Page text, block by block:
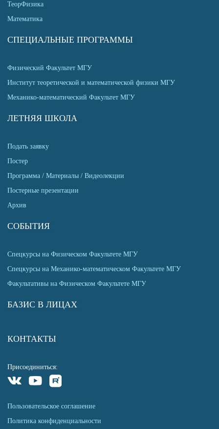
ТеорФизика
Математика
СПЕЦИАЛЬНЫЕ ПРОГРАММЫ
Физический Факультет МГУ
Институт теоретической и математической физики МГУ
Механико-математический Факультет МГУ
ЛЕТНЯЯ ШКОЛА
Подать заявку
Постер
Программа / Материалы / Видеолекции
Постерные презентации
Архив
СОБЫТИЯ
Спецкурсы на Физическом Факультете МГУ
Спецкурсы на Механико-математическом Факультете МГУ
Факультативы на Физическом Факультете МГУ
БАЗИС В ЛИЦАХ
КОНТАКТЫ
Присоединиться:
Пользовательское соглашение
Политика конфиденциальности